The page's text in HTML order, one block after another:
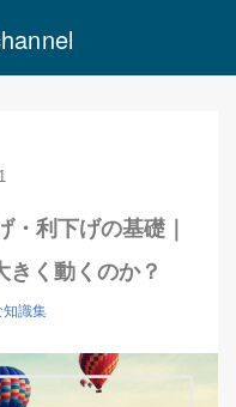
利下げの基礎｜
きく動くのか？
知識集